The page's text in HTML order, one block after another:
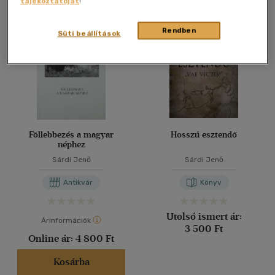
Alkalmaz
Föllebbezés a magyar
néphez
Sárdi Jenő
Antikvár
Árinformációk
Online ár: 4 800 Ft
Kosárba
Hosszú esztendő
Sárdi Jenő
Könyv
Utolsó ismert ár:
3 500 Ft
Rendben
Süti beállítások